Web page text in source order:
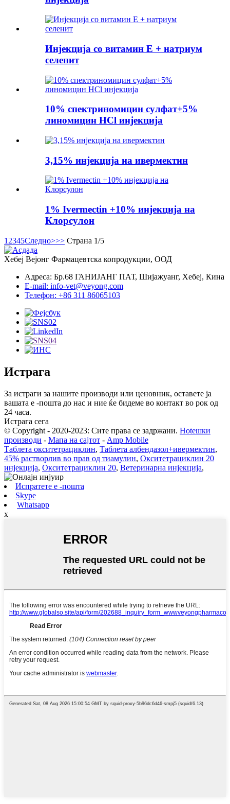
Инјекција со витамин Е + натриум
селенит
10% спектриномицин сулфат+5%
линомицин HCl инјекција
3,15% инјекција на ивермектин
1% Ivermectin +10% инјекција на
Клорсулон
1 2345Следно>>> Страна 1/5
Хебеј Вејонг Фармацевтска копродукции, ООД
Адреса: Бр.68 ГАНИЈАНГ ПАТ, Шијажуанг, Хебеј, Кина
E-mail: info-vet@veyong.com
Телефон: +86 311 86065103
Истрага
За истраги за нашите производи или ценовник, оставете ја
вашата е -пошта до нас и ние ќе бидеме во контакт во рок од
24 часа.
Истрага сега
© Copyright - 2020-2023: Сите права се задржани. Hotешки
производи - Мапа на сајтот - Amp Mobile
Таблета окситетрациклин, Таблета албендазол+ивермектин,
45% растворлив во прав од тиамулин, Окситетрациклин 20
инјекција, Окситетрациклин 20, Ветеринарна инјекција,
Испратете е -пошта
Skype
Whatsapp
x